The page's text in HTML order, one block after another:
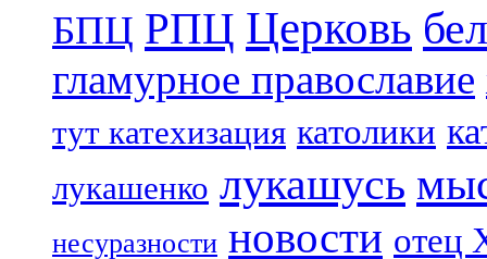
БПЦ РПЦ Церковь
гламурное православие
тут катехизация католики
лукашенко лукашусь
несуразности новости отец